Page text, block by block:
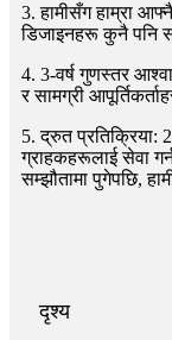
3. हामीसँग हाम्रा
डिजाइनहरू कुनै पनि
4. 3-वर्ष गुणस्तर
र सामग्री
5. द्रुत प्रतिक्रिया:
ग्राहकहरूलाई सेवा
सम्झौतामा पुगेपछि,
दृश्य